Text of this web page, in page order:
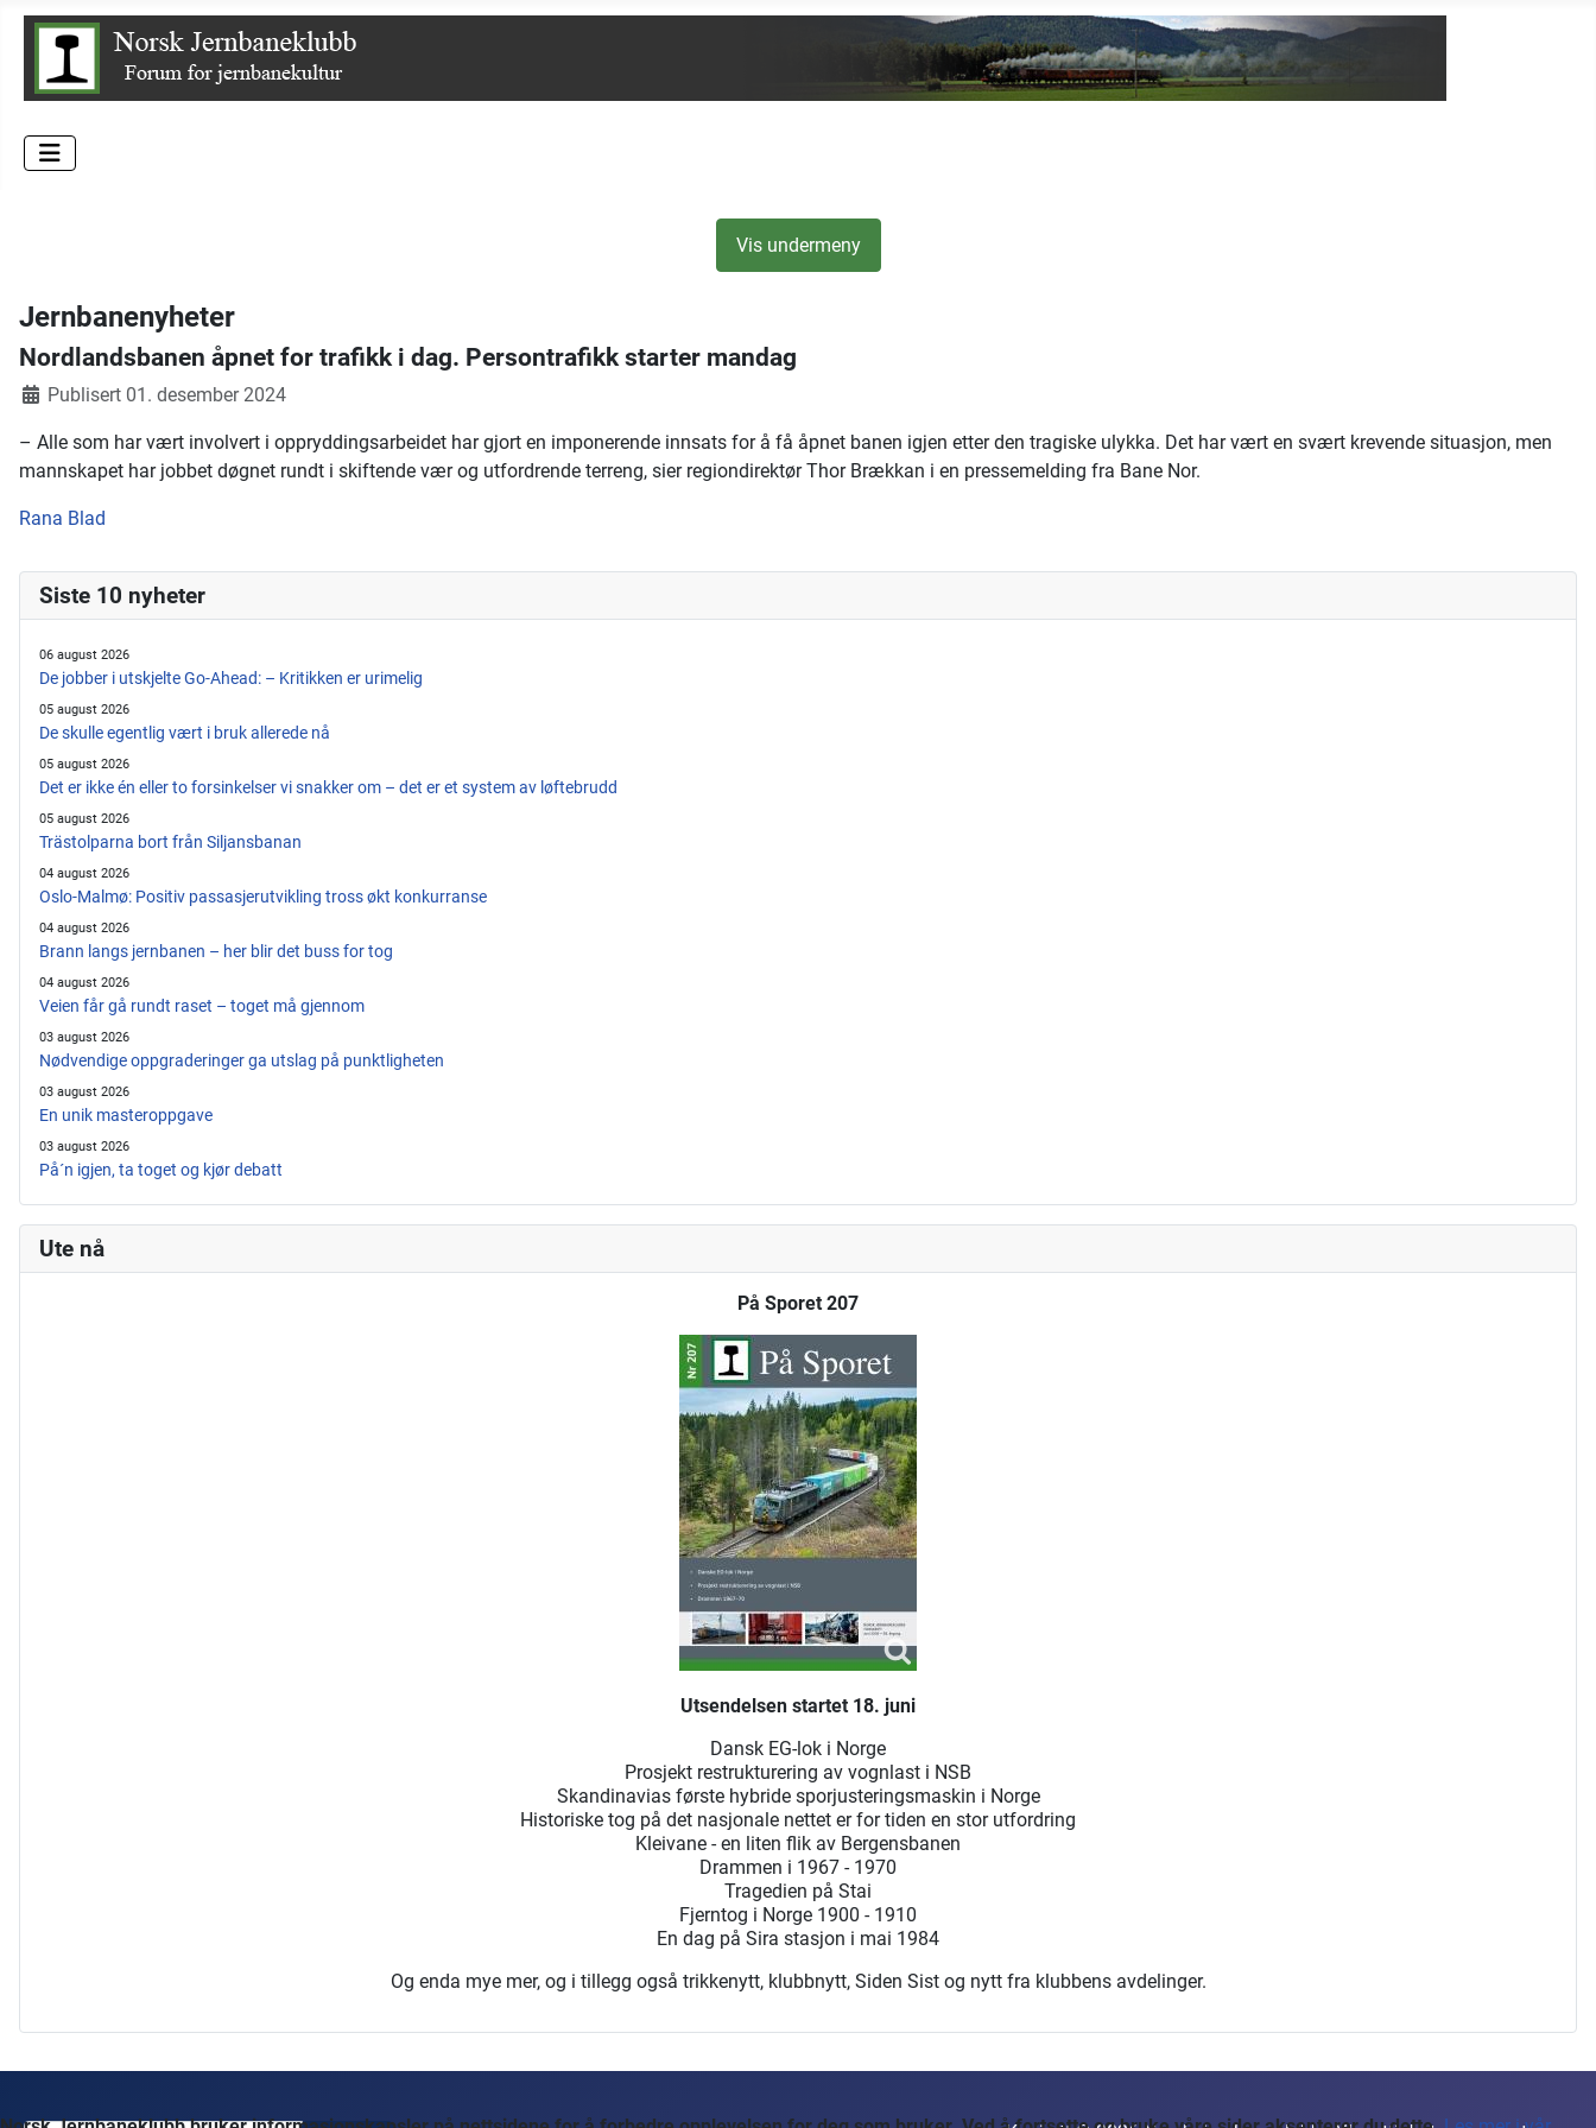
Vis undermeny
Jernbanenyheter
Nordlandsbanen åpnet for trafikk i dag. Persontrafikk starter mandag
Publisert 01. desember 2024
– Alle som har vært involvert i oppryddingsarbeidet har gjort en imponerende innsats for å få åpnet banen igjen etter den tragiske ulykka. Det har vært en svært krevende situasjon, men
mannskapet har jobbet døgnet rundt i skiftende vær og utfordrende terreng, sier regiondirektør Thor Brækkan i en pressemelding fra Bane Nor.
Rana Blad
Siste 10 nyheter
06 august 2026
De jobber i utskjelte Go-Ahead: – Kritikken er urimelig
05 august 2026
De skulle egentlig vært i bruk allerede nå
05 august 2026
Det er ikke én eller to forsinkelser vi snakker om – det er et system av løftebrudd
05 august 2026
Trästolparna bort från Siljansbanan
04 august 2026
Oslo-Malmø: Positiv passasjerutvikling tross økt konkurranse
04 august 2026
Brann langs jernbanen – her blir det buss for tog
04 august 2026
Veien får gå rundt raset – toget må gjennom
03 august 2026
Nødvendige oppgraderinger ga utslag på punktligheten
03 august 2026
En unik masteroppgave
03 august 2026
På´n igjen, ta toget og kjør debatt
Ute nå
På Sporet 207
Utsendelsen startet 18. juni
Dansk EG-lok i Norge
Prosjekt restrukturering av vognlast i NSB
Skandinavias første hybride sporjusteringsmaskin i Norge
Historiske tog på det nasjonale nettet er for tiden en stor utfordring
Kleivane - en liten flik av Bergensbanen
Drammen i 1967 - 1970
Tragedien på Stai
Fjerntog i Norge 1900 - 1910
En dag på Sira stasjon i mai 1984
Og enda mye mer, og i tillegg også trikkenytt, klubbnytt, Siden Sist og nytt fra klubbens avdelinger.